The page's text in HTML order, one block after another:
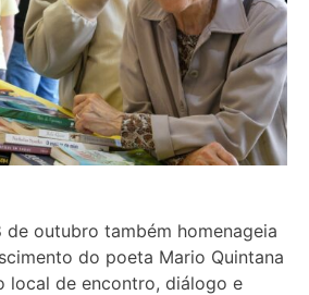
de outubro também homenageia
do poeta Mario Quintana
local de encontro, diálogo e